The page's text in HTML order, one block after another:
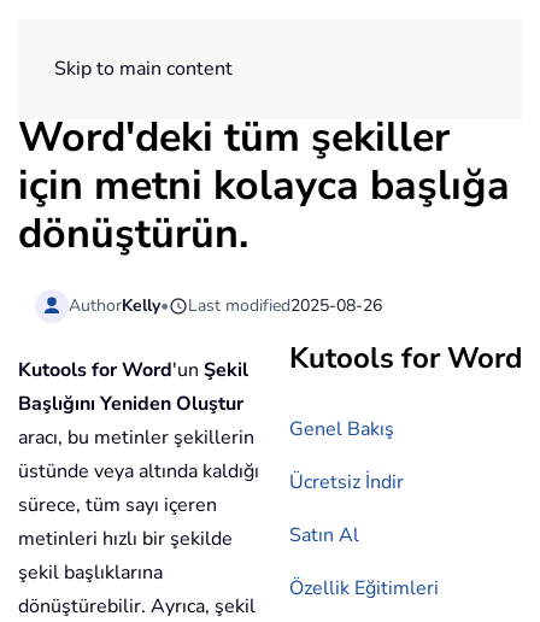
Skip to main content
Word'deki tüm şekiller
için metni kolayca başlığa
dönüştürün.
AuthorKelly• Last modified2025-08-26
Kutools for Word
Genel Bakış
Ücretsiz İndir
Satın Al
Özellik Eğitimleri
Kutools for Word'un Şekil
Başlığını Yeniden Oluştur
aracı, bu metinler şekillerin
üstünde veya altında kaldığı
sürece, tüm sayı içeren
metinleri hızlı bir şekilde
şekil başlıklarına
dönüştürebilir. Ayrıca, şekil